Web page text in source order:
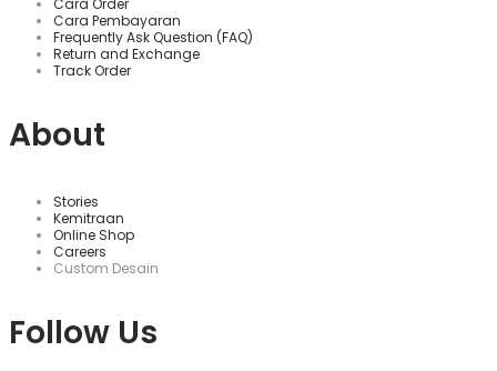
Cara Order
Cara Pembayaran
Frequently Ask Question (FAQ)
Return and Exchange
Track Order
About
Stories
Kemitraan
Online Shop
Careers
Custom Desain
Follow Us